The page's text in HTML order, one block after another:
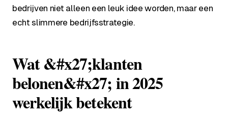
bedrijven niet alleen een leuk idee worden, maar een
echt slimmere bedrijfsstrategie.
Wat &#x27;klanten
belonen&#x27; in 2025
werkelijk betekent